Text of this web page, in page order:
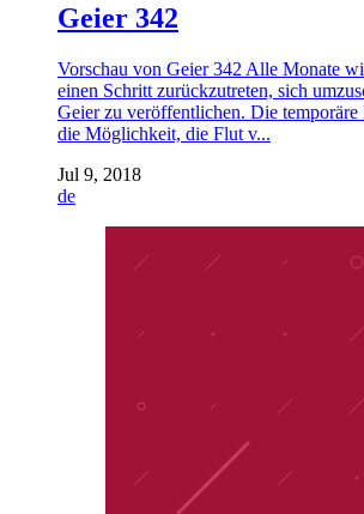
Geier 342
Vorschau von Geier 342 Alle Monate
einen Schritt zurückzutreten, sich
Geier zu veröffentlichen. Die
die Möglichkeit, die Flut v...
Jul 9, 2018
de